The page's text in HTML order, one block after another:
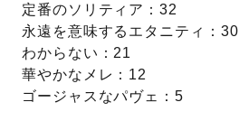
定番のソリティア：32
永遠を意味するエタニティ：30
わからない：21
華やかなメレ：12
ゴージャスなパヴェ：5